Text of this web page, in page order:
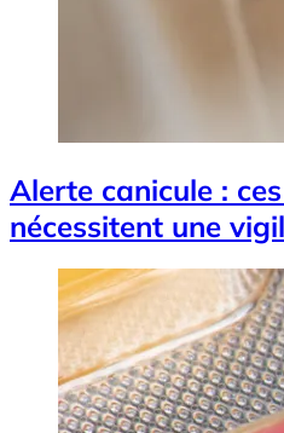
Alerte canicule :
nécessitent une
Image